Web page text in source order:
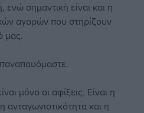
σημαντική είναι και η
αγορών που στηρίζουν
μας.
μόνο οι αφίξεις. Είναι η
ανταγωνιστικότητα και η